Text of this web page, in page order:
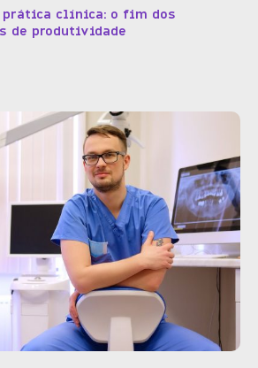
prática clínica: o fim dos
de produtividade